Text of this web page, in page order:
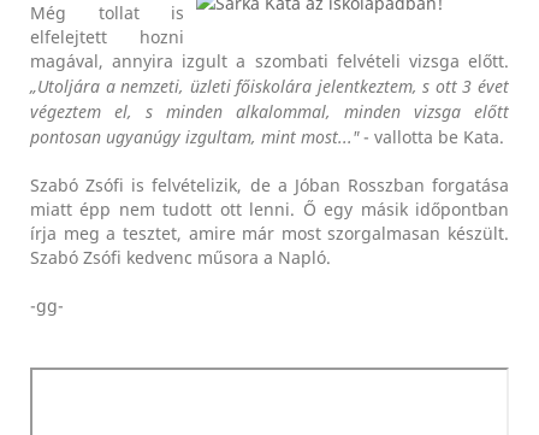
Még tollat is
elfelejtett hozni
magával, annyira izgult a szombati felvételi vizsga előtt.
„Utoljára a nemzeti, üzleti főiskolára jelentkeztem, s ott 3 évet
végeztem el, s minden alkalommal, minden vizsga előtt
pontosan ugyanúgy izgultam, mint most..."- vallotta be Kata.
Szabó Zsófi is felvételizik, de a Jóban Rosszban forgatása
miatt épp nem tudott ott lenni. Ő egy másik időpontban
írja meg a tesztet, amire már most szorgalmasan készült.
Szabó Zsófi kedvenc műsora a Napló.
-gg-